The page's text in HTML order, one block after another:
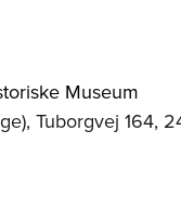
Museum
Tuborgvej 164,